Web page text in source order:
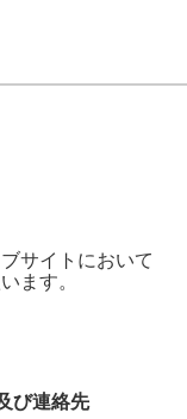
サイトにおいて
ます。
び連絡先